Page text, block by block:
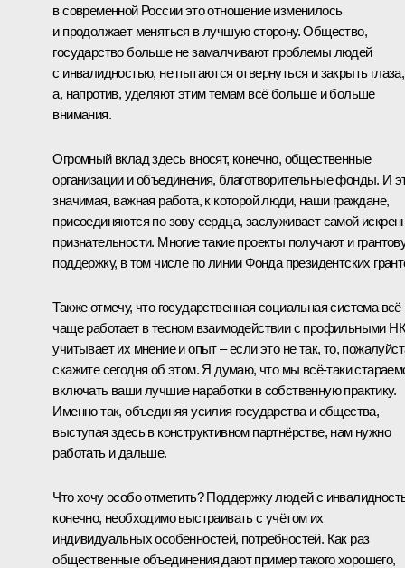
в современной России это отношение изменилось
и продолжает меняться в лучшую сторону. Общество,
государство больше не замалчивают проблемы людей
с инвалидностью, не пытаются отвернуться и закрыть глаза,
а, напротив, уделяют этим темам всё больше и больше
внимания.
Огромный вклад здесь вносят, конечно, общественные
организации и объединения, благотворительные фонды. И
значимая, важная работа, к которой люди, наши граждане,
присоединяются по зову сердца, заслуживает самой
признательности. Многие такие проекты получают и
поддержку, в том числе по линии Фонда президентских
Также отмечу, что государственная социальная система всё
чаще работает в тесном взаимодействии с профильными
учитывает их мнение и опыт – если это не так, то,
скажите сегодня об этом. Я думаю, что мы всё-таки
включать ваши лучшие наработки в собственную практику.
Именно так, объединяя усилия государства и общества,
выступая здесь в конструктивном партнёрстве, нам нужно
работать и дальше.
Что хочу особо отметить? Поддержку людей с
конечно, необходимо выстраивать с учётом их
индивидуальных особенностей, потребностей. Как раз
общественные объединения дают пример такого хорошего,